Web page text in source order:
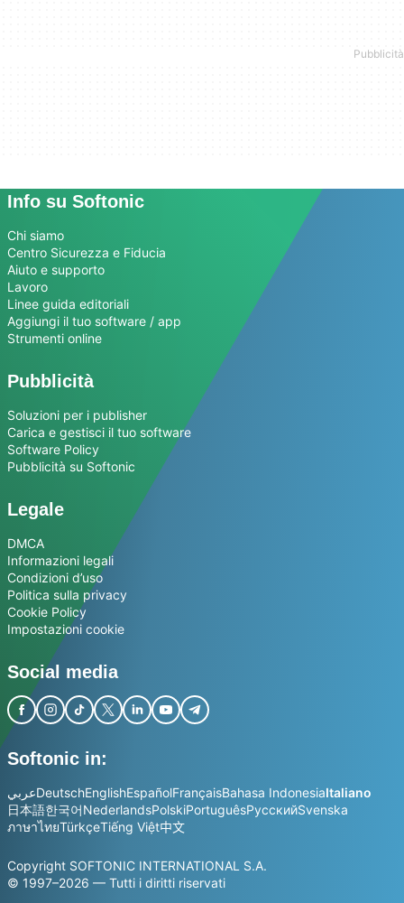
Info su Softonic
Chi siamo
Centro Sicurezza e Fiducia
Aiuto e supporto
Lavoro
Linee guida editoriali
Aggiungi il tuo software / app
Strumenti online
Pubblicità
Soluzioni per i publisher
Carica e gestisci il tuo software
Software Policy
Pubblicità su Softonic
Legale
DMCA
Informazioni legali
Condizioni d’uso
Politica sulla privacy
Cookie Policy
Impostazioni cookie
Social media
Softonic in:
عربيDeutschEnglishEspañolFrançaisBahasa IndonesiaItaliano
日本語한국어NederlandsPolskiPortuguêsРусскийSvenska
ภาษาไทยTürkçeTiếng Việt中文
Copyright SOFTONIC INTERNATIONAL S.A.
© 1997–2026 — Tutti i diritti riservati